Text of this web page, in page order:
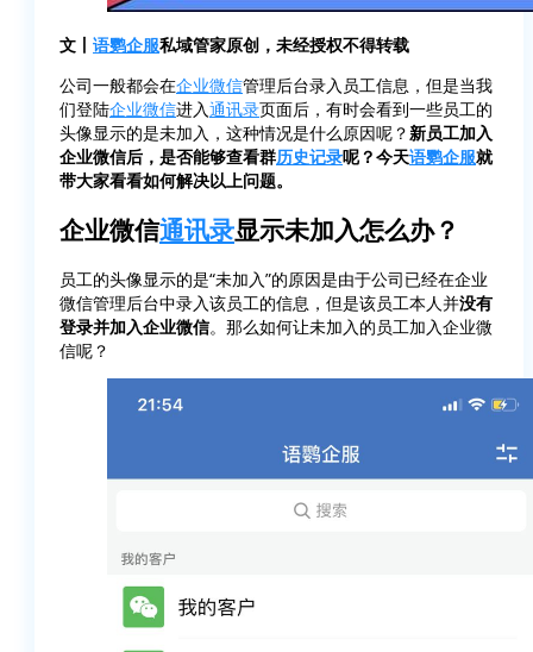
文丨 语鹦企服私域管家原创，未经授权不得转载
公司一般都会在企业微信管理后台录入员工信息，但是当我
们登陆企业微信进入通讯录页面后，有时会看到一些员工的
头像显示的是未加入，这种情况是什么原因呢？ 新员工加入
企业微信后，是否能够查看群历史记录呢？今天语鹦企服就
带大家看看如何解决以上问题。
企业微信通讯录显示未加入怎么办？
员工的头像显示的是“未加入”的原因是由于公司已经在企业
微信管理后台中录入该员工的信息，但是该员工本人并没有
登录并加入企业微信。那么如何让未加入的员工加入企业微
信呢？